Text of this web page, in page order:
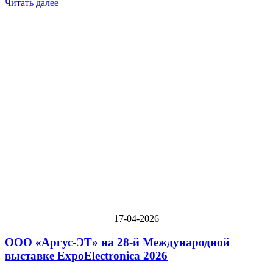
Читать далее
17-04-2026
ООО «Аргус-ЭТ» на 28-й Международной
выставке ExpoElectronica 2026